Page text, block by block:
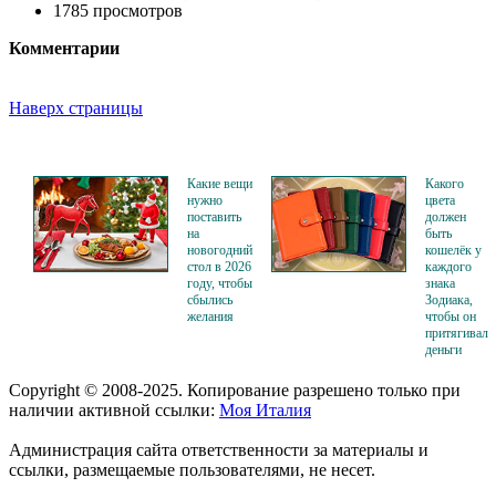
1785 просмотров
Комментарии
Наверх страницы
Какие вещи
нужно
поставить
на
новогодний
стол в 2026
году, чтобы
сбылись
желания
Какого
цвета
должен
быть
кошелёк у
каждого
знака
Зодиака,
чтобы он
притягивал
деньги
Copyright © 2008-2025. Копирование разрешено только при
наличии активной ссылки: Моя Италия
Администрация сайта ответственности за материалы и
ссылки, размещаемые пользователями, не несет.